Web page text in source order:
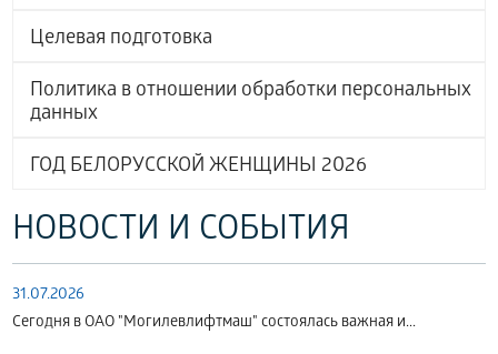
Целевая подготовка
Политика в отношении обработки персональных
данных
ГОД БЕЛОРУССКОЙ ЖЕНЩИНЫ 2026
НОВОСТИ И СОБЫТИЯ
31.07.2026
Сегодня в ОАО "Могилевлифтмаш" состоялась важная и...